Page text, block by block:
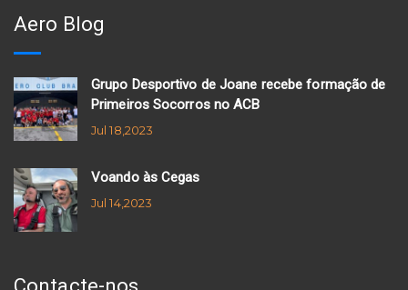
Aero Blog
Grupo Desportivo de Joane recebe formação de
Primeiros Socorros no ACB
Jul 18,2023
Voando às Cegas
Jul 14,2023